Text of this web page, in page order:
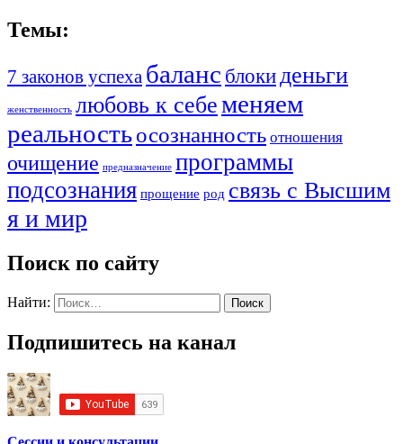
Темы:
7 законов успеха баланс блокиденьги
женственность любовь к себеменяем
реальностьосознанность отношения
очищение предназначение программы
подсознания прощение род связь с Высшим
я и мир
Поиск по сайту
Найти:
Подпишитесь на канал